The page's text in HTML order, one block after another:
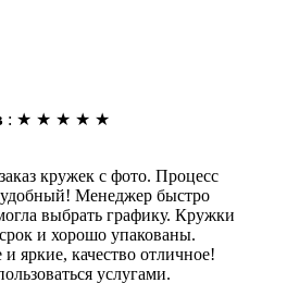
: ★ ★ ★ ★ ★
кружек с фото. Процесс
Менеджер быстро
выбрать графику. Кружки
и хорошо упакованы.
яркие, качество отличное!
услугами.